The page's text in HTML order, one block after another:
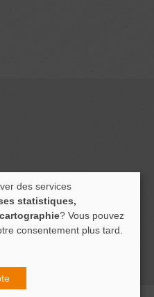
des services
statistiques,
? Vous pouvez
consentement plus tard.